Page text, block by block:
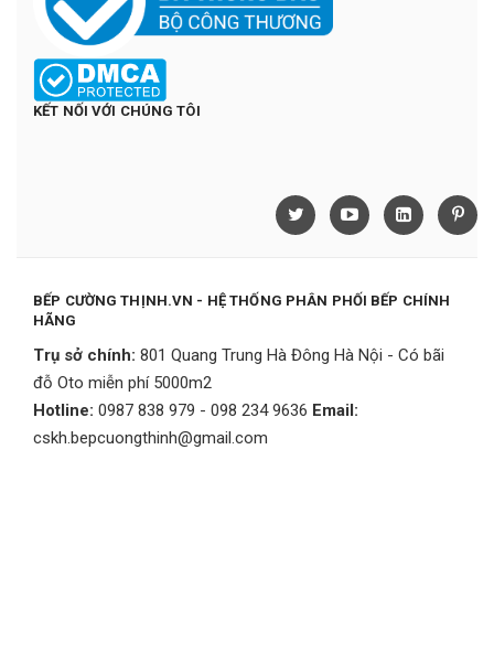
KẾT NỐI VỚI CHÚNG TÔI
BẾP CƯỜNG THỊNH.VN - HỆ THỐNG PHÂN PHỐI BẾP CHÍNH
HÃNG
Trụ sở chính: 801 Quang Trung Hà Đông Hà Nội - Có bãi
đỗ Oto miễn phí 5000m2
Hotline: 0987 838 979 - 098 234 9636 Email:
cskh.bepcuongthinh@gmail.com